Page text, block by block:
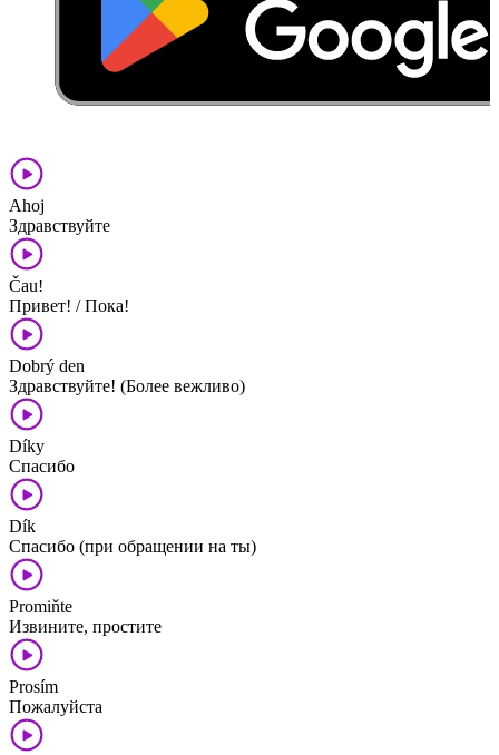
Ahoj
Здравствуйте
Čau!
Привет! / Пока!
Dobrý den
Здравствуйте! (Более вежливо)
Díky
Спасибо
Dík
Спасибо (при обращении на ты)
Promiňte
Извините, простите
Prosím
Пожалуйста